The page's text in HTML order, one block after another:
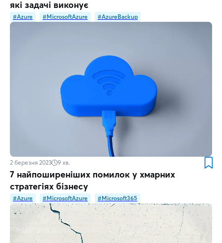
які задачі виконує
#Azure #MicrosoftAzure #AzureBackup
2 березня 2023 9 хв.
7 найпоширеніших помилок у хмарних
стратегіях бізнесу
#Azure #MicrosoftAzure #Microsoft365